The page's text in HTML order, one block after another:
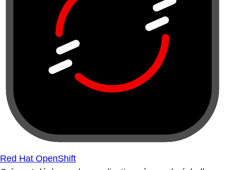
Red Hat OpenShift